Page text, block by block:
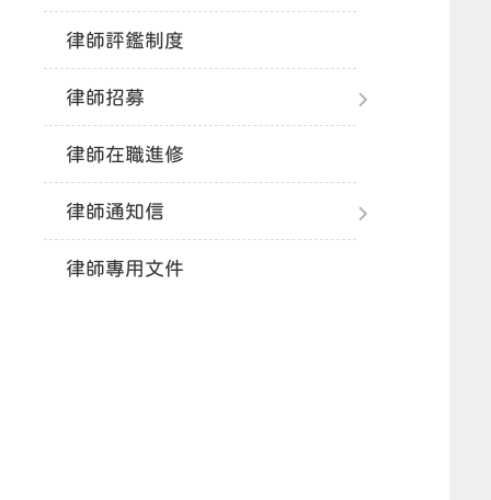
律師評鑑制度
律師招募
律師在職進修
律師通知信
律師專用文件